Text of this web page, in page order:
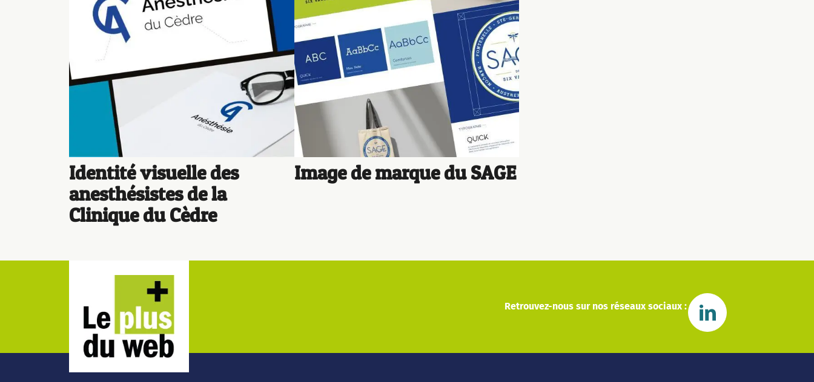
Identité visuelle des
anesthésistes de la
Clinique du Cèdre
Image de marque du SAGE
Retrouvez-nous sur nos réseaux sociaux :